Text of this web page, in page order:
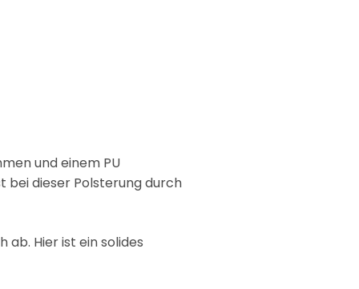
und einem PU
bei dieser Polsterung durch
Hier ist ein solides